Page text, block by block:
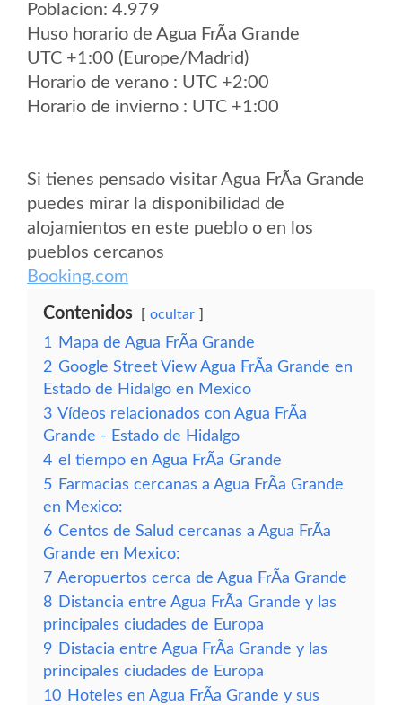
Poblacion: 4.979
Huso horario de Agua FrÃ­a Grande
UTC +1:00 (Europe/Madrid)
Horario de verano : UTC +2:00
Horario de invierno : UTC +1:00
Si tienes pensado visitar Agua FrÃ­a Grande
puedes mirar la disponibilidad de
alojamientos en este pueblo o en los
pueblos cercanos
Booking.com
Contenidos ocultar
1
Mapa de Agua FrÃ­a Grande
2 Google Street View Agua FrÃ­a Grande en
Estado de Hidalgo en Mexico
3 Vídeos relacionados con Agua FrÃ­a
Grande - Estado de Hidalgo
4 el tiempo en Agua FrÃ­a Grande
5 Farmacias cercanas a Agua FrÃ­a Grande
en Mexico:
6 Centos de Salud cercanas a Agua FrÃ­a
Grande en Mexico:
7 Aeropuertos cerca de Agua FrÃ­a Grande
8 Distancia entre Agua FrÃ­a Grande y las
principales ciudades de Europa
9 Distacia entre Agua FrÃ­a Grande y las
principales ciudades de Europa
10 Hoteles en Agua FrÃ­a Grande y sus